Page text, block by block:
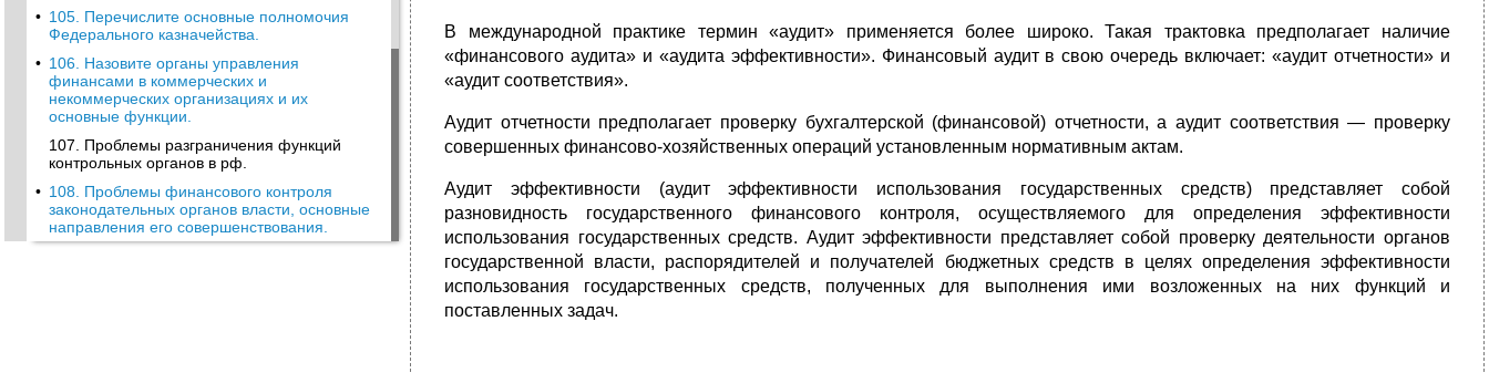
• 105. Перечислите основные полномочия
Федерального казначейства.
• 106. Назовите органы управления
финансами в коммерческих и
некоммерческих организациях и их
основные функции.
107. Проблемы разграничения функций
контрольных органов в рф.
• 108. Проблемы финансового контроля
законодательных органов власти, основные
направления его совершенствования.
В международной практике термин «аудит» применяется более широко. Такая трактовка предполагает наличие
«финансового аудита» и «аудита эффективности». Финансовый аудит в свою очередь включает: «аудит отчетности» и
«аудит соответствия».
Аудит отчетности предполагает проверку бухгалтерской (финансовой) отчетности, а аудит соответствия — проверку
совершенных финансово-хозяйственных операций установленным нормативным актам.
Аудит эффективности (аудит эффективности использования государственных средств) представляет собой
разновидность государственного финансового контроля, осуществляемого для определения эффективности
использования государственных средств. Аудит эффективности представляет собой проверку деятельности органов
государственной власти, распорядителей и получателей бюджетных средств в целях определения эффективности
использования государственных средств, полученных для выполнения ими возложенных на них функций и
поставленных задач.